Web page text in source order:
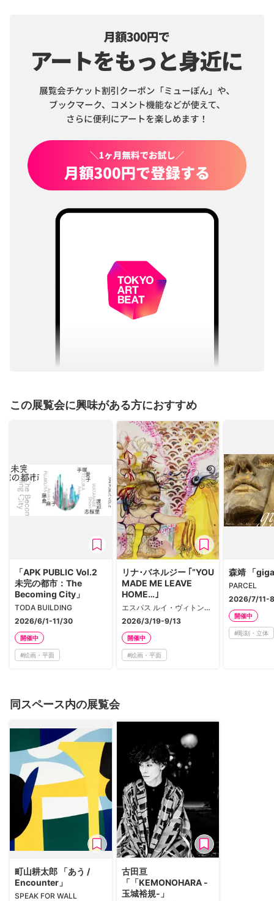
この展覧会に興味がある方におすすめ
「APK PUBLIC Vol.2
未完の都市：The
Becoming City」
TODA BUILDING
2026/6/1-11/30
開催中
#絵画・平面
リナ･バネルジー ｢”YOU
MADE ME LEAVE
HOME…｣
エスパス ルイ・ヴィトン東京
2026/3/19-9/13
開催中
#絵画・平面
森靖 「
PARCEL
2026/7/11-
開催中
#彫刻・立体
同スペース内の展覧会
町山耕太郎 「あう /
Encounter」
SPEAK FOR WALL
古田亘
「「KEMONOHARA -
玉城裕規-」